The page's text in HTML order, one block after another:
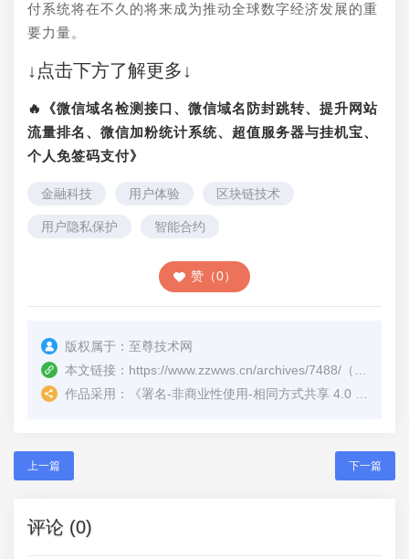
付系统将在不久的将来成为推动全球数字经济发展的重
要力量。
↓点击下方了解更多↓
🔥《微信域名检测接口、微信域名防封跳转、提升网站
流量排名、微信加粉统计系统、超值服务器与挂机宝、
个人免签码支付》
金融科技 用户体验 区块链技术
用户隐私保护 智能合约
赞（0）
版权属于： 至尊技术网
本文链接： https://www.zzwws.cn/archives/7488/ （转载时请注明本文出处及文章链接）
作品采用：
《署名-非商业性使用-相同方式共享 4.0 国际 (CC BY-NC-SA 4.0)
上一篇 下一篇
评论 (0)